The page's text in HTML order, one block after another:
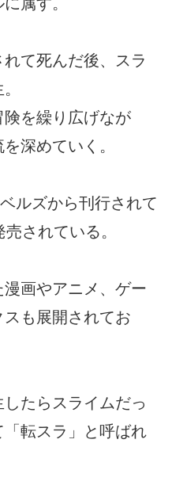
て死んだ後、スラ
を繰り広げなが
深めていく。
ルズから刊行されて
されている。
画やアニメ、ゲー
も展開されてお
たらスライムだっ
転スラ」と呼ばれ